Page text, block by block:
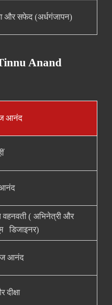
और सफेद (अर्धगंजापन)
Anand
आनंद
( अभिनेत्री और
डिजाइनर)
आनंद